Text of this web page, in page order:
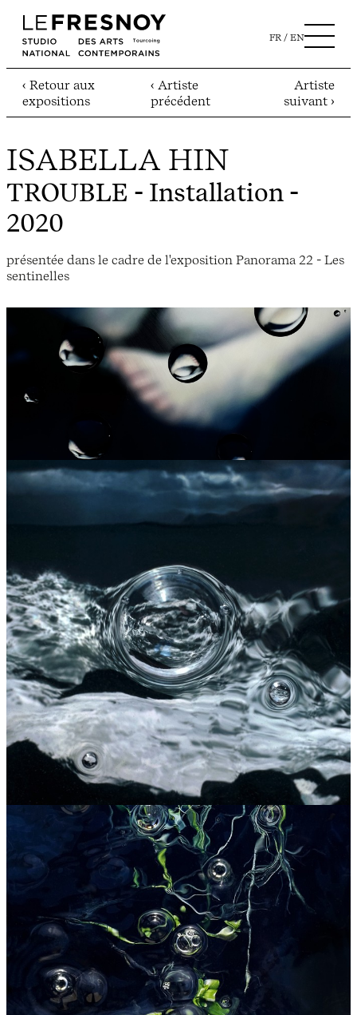
FR EN
‹ Retour aux
expositions
‹ Artiste
précédent
Artiste
suivant ›
ISABELLA HIN
TROUBLE - Installation -
2020
présentée dans le cadre de l'exposition Panorama 22 - Les
sentinelles